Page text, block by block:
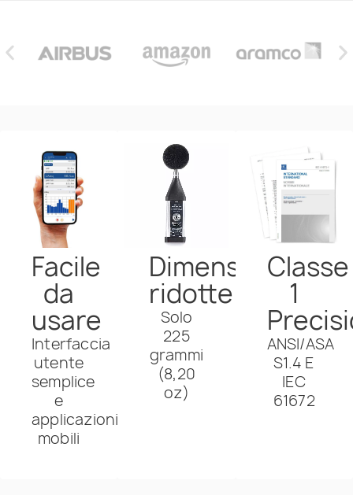
Facile
da
usare
Interfaccia
utente
semplice
e
applicazioni
mobili
Dimensioni
ridotte
Solo
225
grammi
(8,20
oz)
Classe
1
ANSI/ASA
S1.4 E
IEC
61672